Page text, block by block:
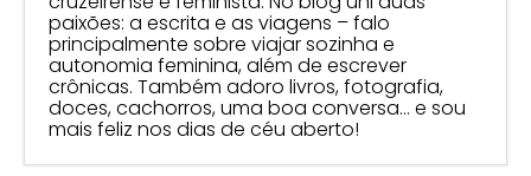
paixões: a escrita e as viagens – falo
principalmente sobre viajar sozinha e
autonomia feminina, além de escrever
crônicas. Também adoro livros, fotografia,
doces, cachorros, uma boa conversa… e sou
mais feliz nos dias de céu aberto!